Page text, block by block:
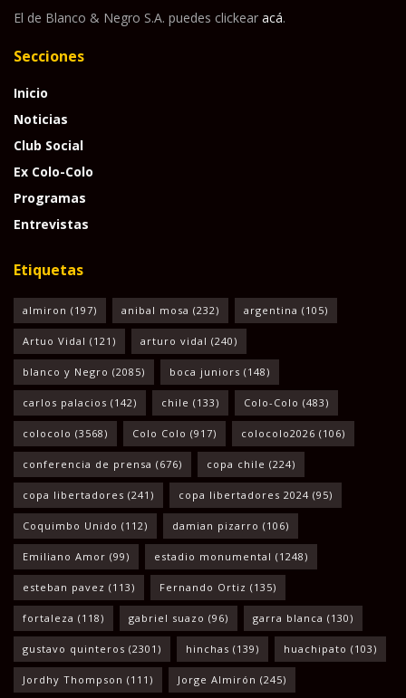
El de Blanco & Negro S.A. puedes clickear acá.
Secciones
Inicio
Noticias
Club Social
Ex Colo-Colo
Programas
Entrevistas
Etiquetas
almiron (197) anibal mosa (232) argentina (105)
Artuo Vidal (121) arturo vidal (240)
blanco y Negro (2085) boca juniors (148)
carlos palacios (142) chile (133) Colo-Colo (483)
colocolo (3568) Colo Colo (917) colocolo2026 (106)
conferencia de prensa (676) copa chile (224)
copa libertadores (241) copa libertadores 2024 (95)
Coquimbo Unido (112) damian pizarro (106)
Emiliano Amor (99) estadio monumental (1248)
esteban pavez (113) Fernando Ortiz (135)
fortaleza (118) gabriel suazo (96) garra blanca (130)
gustavo quinteros (2301) hinchas (139) huachipato (103)
Jordhy Thompson (111) Jorge Almirón (245)